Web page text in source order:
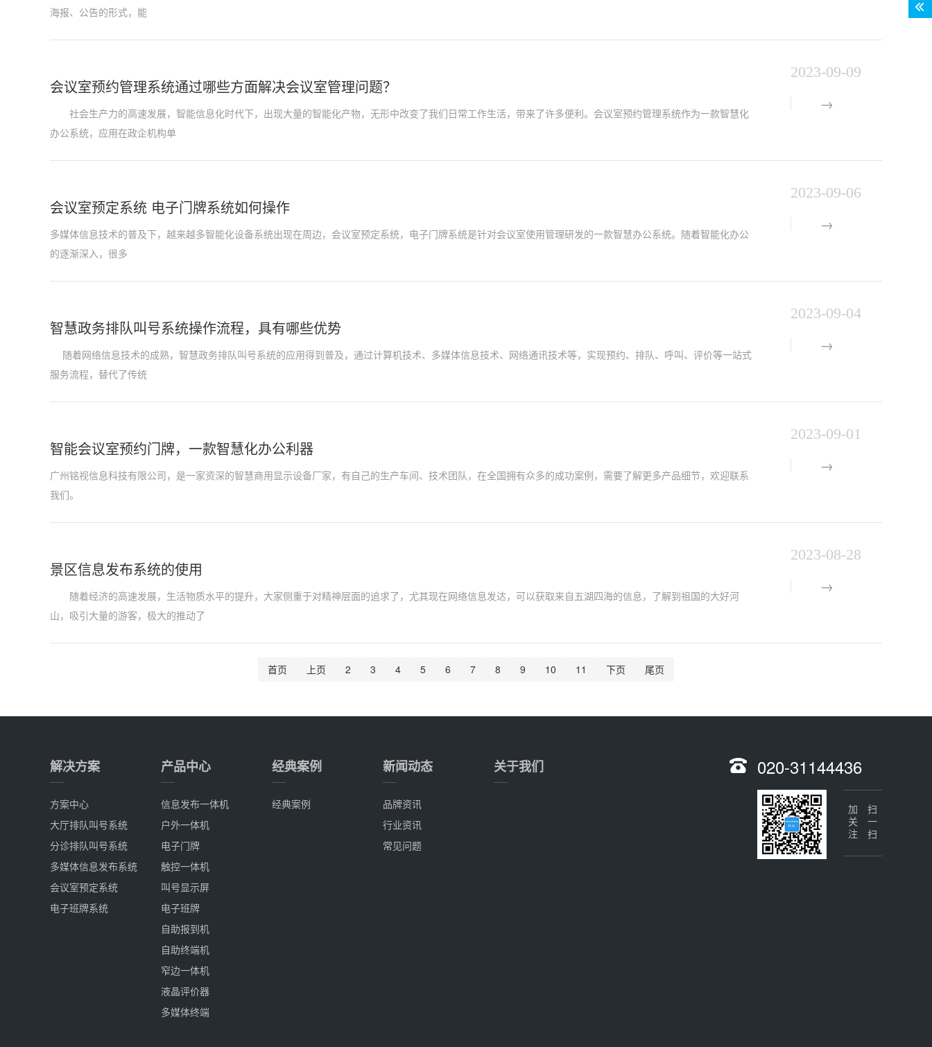
海报、公告的形式，能
会议室预约管理系统通过哪些方面解决会议室管理问题？
2023-09-09
社会生产力的高速发展，智能信息化时代下，出现大量的智能化产物，无形中改变了我们日常工作生活，带来了许多便利。会议室预约管理系统作为一款智慧化
办公系统，应用在政企机构单
会议室预定系统 电子门牌系统如何操作
2023-09-06
多媒体信息技术的普及下，越来越多智能化设备系统出现在周边，会议室预定系统，电子门牌系统是针对会议室使用管理研发的一款智慧办公系统。随着智能化办公
的逐渐深入，很多
智慧政务排队叫号系统操作流程，具有哪些优势
2023-09-04
随着网络信息技术的成熟，智慧政务排队叫号系统的应用得到普及，通过计算机技术、多媒体信息技术、网络通讯技术等，实现预约、排队、呼叫、评价等一站式
服务流程，替代了传统
智能会议室预约门牌，一款智慧化办公利器
2023-09-01
广州铭视信息科技有限公司，是一家资深的智慧商用显示设备厂家，有自己的生产车间、技术团队，在全国拥有众多的成功案例，需要了解更多产品细节，欢迎联系
我们。
景区信息发布系统的使用
2023-08-28
随着经济的高速发展，生活物质水平的提升，大家侧重于对精神层面的追求了，尤其现在网络信息发达，可以获取来自五湖四海的信息，了解到祖国的大好河
山，吸引大量的游客，极大的推动了
首页 上页 2 3 4 5 6 7 8 9 10 11 下页 尾页
解决方案
方案中心
大厅排队叫号系统
分诊排队叫号系统
多媒体信息发布系统
会议室预定系统
电子班牌系统
产品中心
信息发布一体机
户外一体机
电子门牌
触控一体机
叫号显示屏
电子班牌
自助报到机
自助终端机
窄边一体机
液晶评价器
多媒体终端
经典案例
经典案例
新闻动态
品牌资讯
行业资讯
常见问题
关于我们 020-31144436
扫一扫
加关注